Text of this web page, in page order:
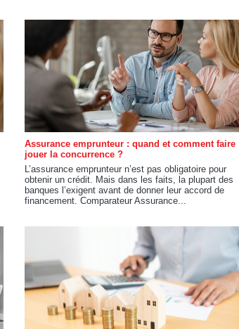
Assurance emprunteur : quand et comment faire
jouer la concurrence ?
L’assurance emprunteur n’est pas obligatoire pour
obtenir un crédit. Mais dans les faits, la plupart des
banques l’exigent avant de donner leur accord de
financement. Comparateur Assurance...